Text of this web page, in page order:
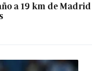
a 19 km de